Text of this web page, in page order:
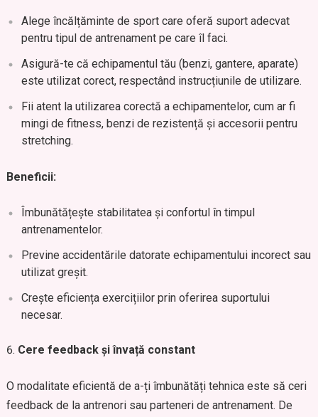
Alege încălțăminte de sport care oferă suport adecvat
pentru tipul de antrenament pe care îl faci.
Asigură-te că echipamentul tău (benzi, gantere, aparate)
este utilizat corect, respectând instrucțiunile de utilizare.
Fii atent la utilizarea corectă a echipamentelor, cum ar fi
mingi de fitness, benzi de rezistență și accesorii pentru
stretching.
Beneficii:
Îmbunătățește stabilitatea și confortul în timpul
antrenamentelor.
Previne accidentările datorate echipamentului incorect sau
utilizat greșit.
Crește eficiența exercițiilor prin oferirea suportului
necesar.
Cere feedback și învață constant
O modalitate eficientă de a-ți îmbunătăți tehnica este să ceri
feedback de la antrenori sau parteneri de antrenament. De